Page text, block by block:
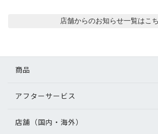
目のまめちしき店舗からのお知らせ一覧はこ
商品
メガネ
サングラス
アフターサービス
アフターサービス
店舗（国内・海外）